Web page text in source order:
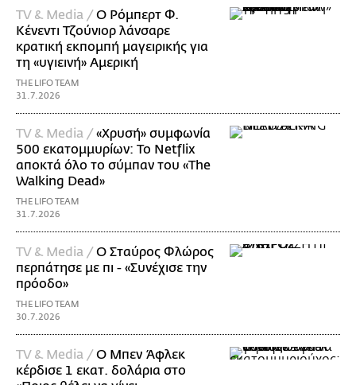
TV & Media /Ο Ρόμπερτ Φ.
Κένεντι Τζούνιορ λάνσαρε
κρατική εκπομπή μαγειρικής για
τη «υγιεινή» Αμερική
THE LIFO TEAM
31.7.2026
TV & Media /«Χρυσή» συμφωνία
500 εκατομμυρίων: Το Netflix
αποκτά όλο το σύμπαν του «The
Walking Dead»
THE LIFO TEAM
31.7.2026
TV & Media /Ο Σταύρος Φλώρος
περπάτησε με πι - «Συνέχισε την
πρόοδο»
THE LIFO TEAM
30.7.2026
TV & Media /Ο Μπεν Άφλεκ
κέρδισε 1 εκατ. δολάρια στο